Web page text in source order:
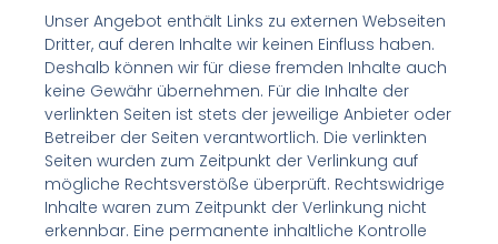
Unser Angebot enthält Links zu externen Webseiten
Dritter, auf deren Inhalte wir keinen Einfluss haben.
Deshalb können wir für diese fremden Inhalte auch
keine Gewähr übernehmen. Für die Inhalte der
verlinkten Seiten ist stets der jeweilige Anbieter oder
Betreiber der Seiten verantwortlich. Die verlinkten
Seiten wurden zum Zeitpunkt der Verlinkung auf
mögliche Rechtsverstöße überprüft. Rechtswidrige
Inhalte waren zum Zeitpunkt der Verlinkung nicht
erkennbar. Eine permanente inhaltliche Kontrolle